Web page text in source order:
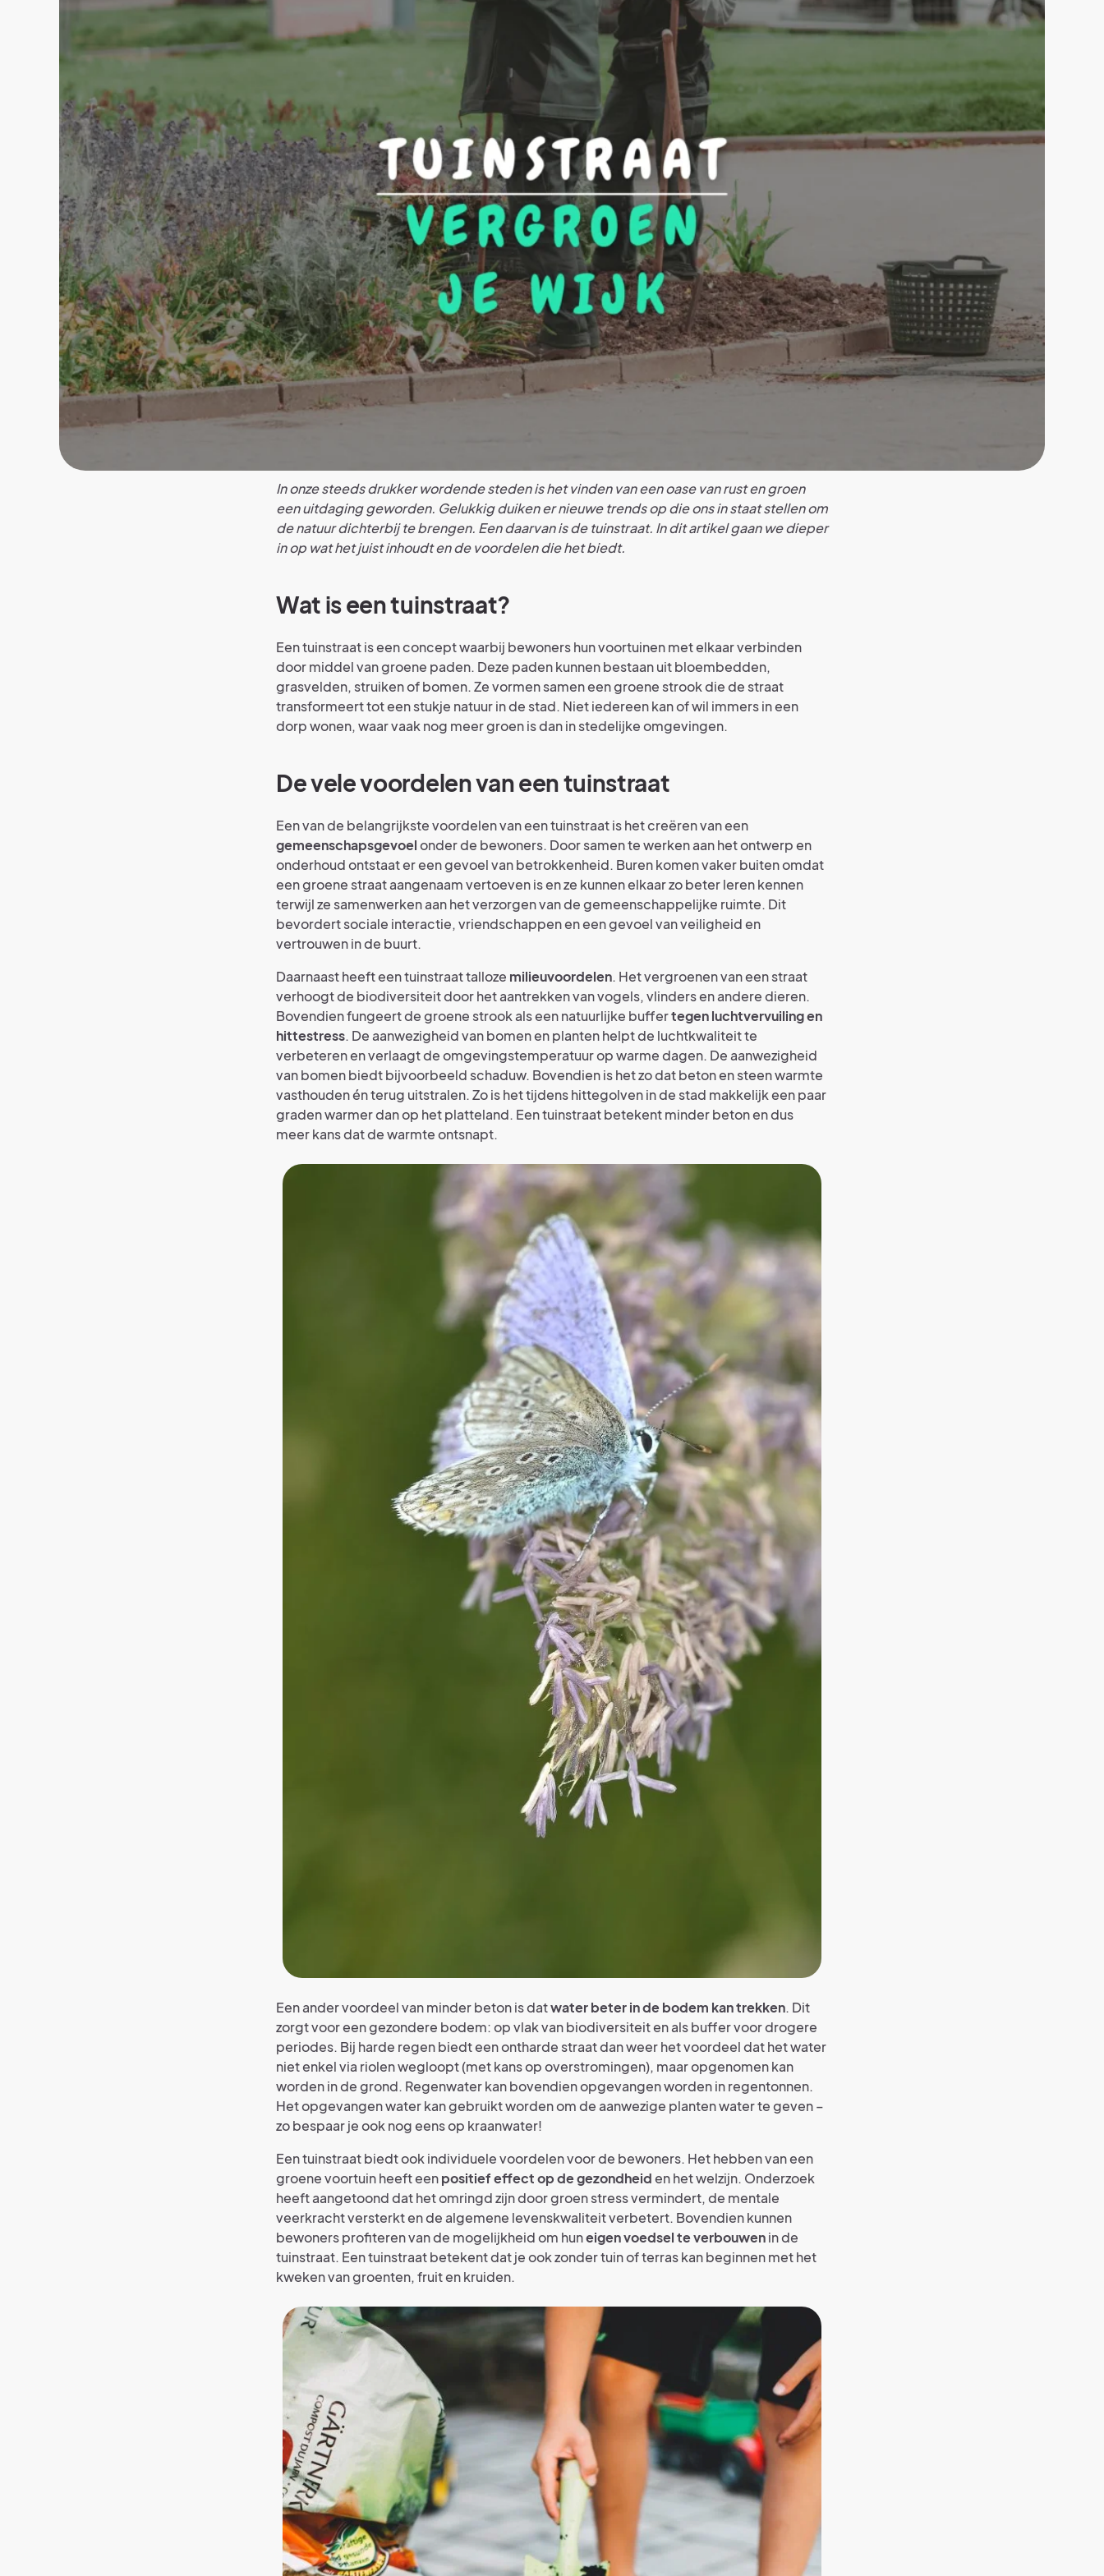
In onze steeds drukker wordende steden is het vinden van een oase van rust en groen
een uitdaging geworden. Gelukkig duiken er nieuwe trends op die ons in staat stellen om
de natuur dichterbij te brengen. Een daarvan is de tuinstraat. In dit artikel gaan we dieper
in op wat het juist inhoudt en de voordelen die het biedt.
Wat is een tuinstraat?
Een tuinstraat is een concept waarbij bewoners hun voortuinen met elkaar verbinden
door middel van groene paden. Deze paden kunnen bestaan uit bloembedden,
grasvelden, struiken of bomen. Ze vormen samen een groene strook die de straat
transformeert tot een stukje natuur in de stad. Niet iedereen kan of wil immers in een
dorp wonen, waar vaak nog meer groen is dan in stedelijke omgevingen.
De vele voordelen van een tuinstraat
Een van de belangrijkste voordelen van een tuinstraat is het creëren van een
gemeenschapsgevoelonder de bewoners. Door samen te werken aan het ontwerp en
onderhoud ontstaat er een gevoel van betrokkenheid. Buren komen vaker buiten omdat
een groene straat aangenaam vertoeven is en ze kunnen elkaar zo beter leren kennen
terwijl ze samenwerken aan het verzorgen van de gemeenschappelijke ruimte. Dit
bevordert sociale interactie, vriendschappen en een gevoel van veiligheid en
vertrouwen in de buurt.
Daarnaast heeft een tuinstraat talloze milieuvoordelen. Het vergroenen van een straat
verhoogt de biodiversiteit door het aantrekken van vogels, vlinders en andere dieren.
Bovendien fungeert de groene strook als een natuurlijke buffertegen luchtvervuiling en
hittestress. De aanwezigheid van bomen en planten helpt de luchtkwaliteit te
verbeteren en verlaagt de omgevingstemperatuur op warme dagen. De aanwezigheid
van bomen biedt bijvoorbeeld schaduw. Bovendien is het zo dat beton en steen warmte
vasthouden én terug uitstralen. Zo is het tijdens hittegolven in de stad makkelijk een paar
graden warmer dan op het platteland. Een tuinstraat betekent minder beton en dus
meer kans dat de warmte ontsnapt.
Een ander voordeel van minder beton is datwater beter in de bodem kan trekken. Dit
zorgt voor een gezondere bodem: op vlak van biodiversiteit en als buffer voor drogere
periodes. Bij harde regen biedt een ontharde straat dan weer het voordeel dat het water
niet enkel via riolen wegloopt (met kans op overstromingen), maar opgenomen kan
worden in de grond. Regenwater kan bovendien opgevangen worden in regentonnen.
Het opgevangen water kan gebruikt worden om de aanwezige planten water te geven –
zo bespaar je ook nog eens op kraanwater!
Een tuinstraat biedt ook individuele voordelen voor de bewoners. Het hebben van een
groene voortuin heeft eenpositief effect op de gezondheiden het welzijn. Onderzoek
heeft aangetoond dat het omringd zijn door groen stress vermindert, de mentale
veerkracht versterkt en de algemene levenskwaliteit verbetert. Bovendien kunnen
bewoners profiteren van de mogelijkheid om huneigen voedsel te verbouwenin de
tuinstraat. Een tuinstraat betekent dat je ook zonder tuin of terras kan beginnen met het
kweken van groenten, fruit en kruiden.